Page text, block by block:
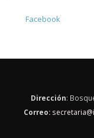
Facebook
Dirección:
Correo: